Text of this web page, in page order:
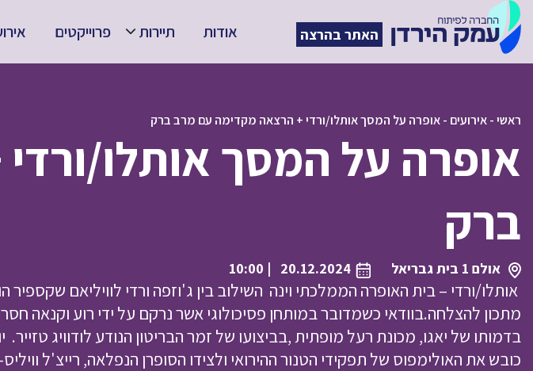
האתר בהרצה אודות תיירות פרוייקטים
ראשי-אירועים -אופרה על המסך אותלו/ורדי + הרצאה מקדימה עם מרב ברק
אופרה על המסך אותלו/
ברק
אולם 1 בית גבריאל 20.12.2024
| 10:00
אותלו/ורדי – בית האופרה הממלכתי וינה השילוב בין ג'וזפה ורדי לוויליאם
מתכון להצלחה.בוודאי כשמדובר במותחן פסיכולוגי אשר נרקם על ידי רוע וקנאה
בדמותו של יאגו, מכונת רעל מופתית ,בביצועו של זמר הבריטון הנודע לודוויג טזייר.
כובש את האולימפוס של תפקידי הטנור ההירואי ולצידו הסופרן הנפלאה, רייצ'ל